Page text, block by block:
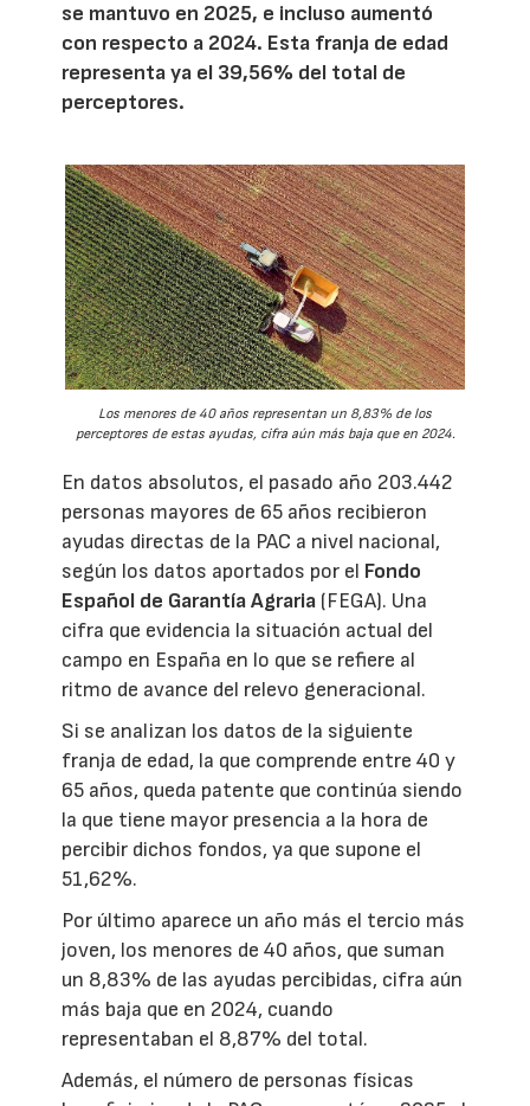
se mantuvo en 2025, e incluso aumentó
con respecto a 2024. Esta franja de edad
representa ya el 39,56% del total de
perceptores.
Los menores de 40 años representan un 8,83% de los
perceptores de estas ayudas, cifra aún más baja que en 2024.
En datos absolutos, el pasado año 203.442
personas mayores de 65 años recibieron
ayudas directas de la PAC a nivel nacional,
según los datos aportados por el Fondo
Español de Garantía Agraria (FEGA). Una
cifra que evidencia la situación actual del
campo en España en lo que se refiere al
ritmo de avance del relevo generacional.
Si se analizan los datos de la siguiente
franja de edad, la que comprende entre 40 y
65 años, queda patente que continúa siendo
la que tiene mayor presencia a la hora de
percibir dichos fondos, ya que supone el
51,62%.
Por último aparece un año más el tercio más
joven, los menores de 40 años, que suman
un 8,83% de las ayudas percibidas, cifra aún
más baja que en 2024, cuando
representaban el 8,87% del total.
Además, el número de personas físicas